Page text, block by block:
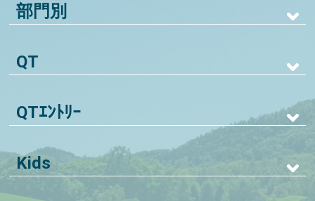
部門別
QT
QTｴﾝﾄﾘｰ
Kids